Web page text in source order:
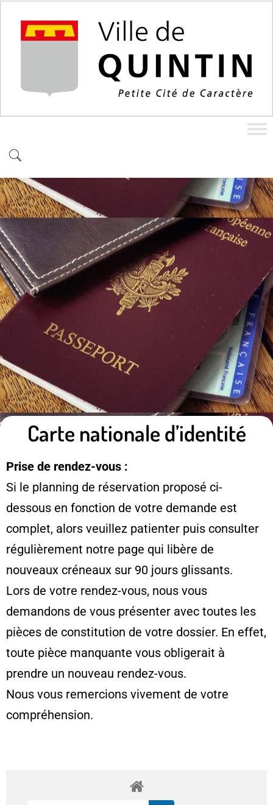
Carte nationale d’identité
Prise de rendez-vous :
Si le planning de réservation proposé ci-
dessous en fonction de votre demande est
complet, alors veuillez patienter puis consulter
régulièrement notre page qui libère de
nouveaux créneaux sur 90 jours glissants.
Lors de votre rendez-vous, nous vous
demandons de vous présenter avec toutes les
pièces de constitution de votre dossier. En effet,
toute pièce manquante vous obligerait à
prendre un nouveau rendez-vous.
Nous vous remercions vivement de votre
compréhension.